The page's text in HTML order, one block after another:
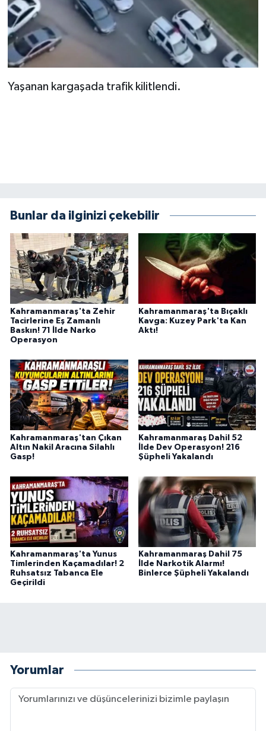
Yaşanan kargaşada trafik kilitlendi.
Bunlar da ilginizi çekebilir
Kahramanmaraş'ta Zehir
Tacirlerine Eş Zamanlı
Baskın! 71 İlde Narko
Operasyon
Kahramanmaraş'ta Bıçaklı
Kavga: Kuzey Park'ta Kan
Aktı!
Kahramanmaraş'tan Çıkan
Altın Nakil Aracına Silahlı
Gasp!
Kahramanmaraş Dahil 52
İlde Dev Operasyon! 216
Şüpheli Yakalandı
Kahramanmaraş'ta Yunus
Timlerinden Kaçamadılar! 2
Ruhsatsız Tabanca Ele
Geçirildi
Kahramanmaraş Dahil 75
İlde Narkotik Alarmı!
Binlerce Şüpheli Yakalandı
Yorumlar
MİZAH
TARİH
Genel
BİLİM TEKNOLOJİ
ASAYİŞ
SEÇİM 2015
ÇEVRE
BİLİM VE TEKNOLOJİ
YARIŞMALAR
TANITIM
HABERDE İNSAN